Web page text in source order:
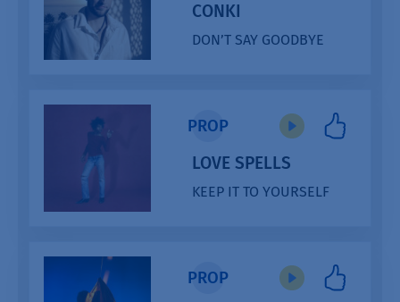
CONKI
DON’T SAY GOODBYE
PROP
LOVE SPELLS
KEEP IT TO YOURSELF
PROP